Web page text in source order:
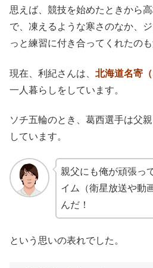
思えば、競技を始めたときから
で、凍えるような寒さのなか、
っと練習に付き合ってくれたの
現在、利紀さんは、 北海道名寄
一人暮らしをしています。
ソチ五輪のとき、葛西選手は父
しています。
親父にも俺が頑張っ
イム（衛星放送や動
んだ！
という思いの表れでした。